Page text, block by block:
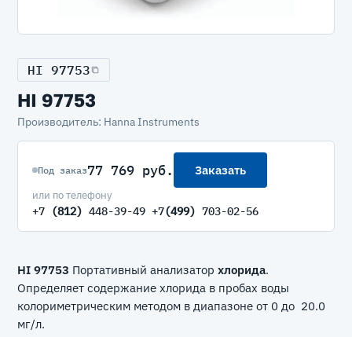
HI 97753
HI 97753
Производитель: Hanna Instruments
Под заказ77 769 руб. Заказать
или по телефону
+7 (812) 448-39-49 +7(499) 703-02-56
HI 97753 Портативный анализатор хлорида.
Определяет содержание хлорида в пробах воды
колориметрическим методом в диапазоне от 0 до 20.0
мг/л.